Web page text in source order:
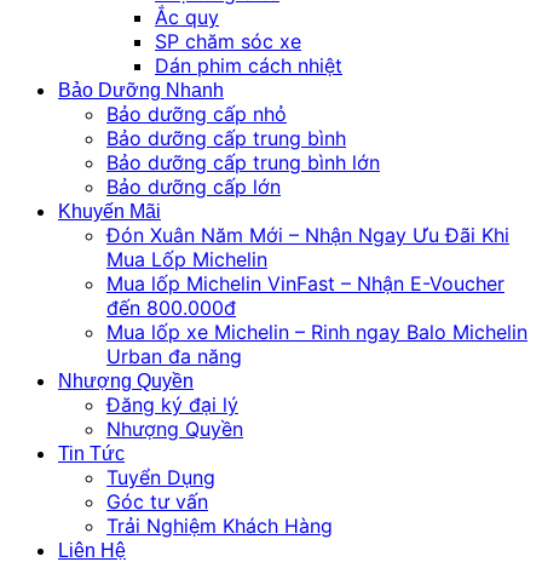
Ắc quy
SP chăm sóc xe
Dán phim cách nhiệt
Bảo Dưỡng Nhanh
Bảo dưỡng cấp nhỏ
Bảo dưỡng cấp trung bình
Bảo dưỡng cấp trung bình lớn
Bảo dưỡng cấp lớn
Khuyến Mãi
Đón Xuân Năm Mới – Nhận Ngay Ưu Đãi Khi
Mua Lốp Michelin
Mua lốp Michelin VinFast – Nhận E-Voucher
đến 800.000đ
Mua lốp xe Michelin – Rinh ngay Balo Michelin
Urban đa năng
Nhượng Quyền
Đăng ký đại lý
Nhượng Quyền
Tin Tức
Tuyển Dụng
Góc tư vấn
Trải Nghiệm Khách Hàng
Liên Hệ